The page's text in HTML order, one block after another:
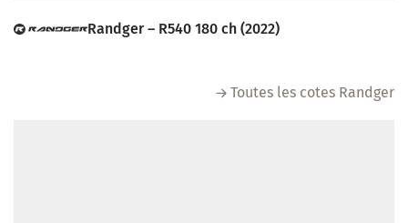
Randger – R540 180 ch (2022)
Toutes les cotes Randger